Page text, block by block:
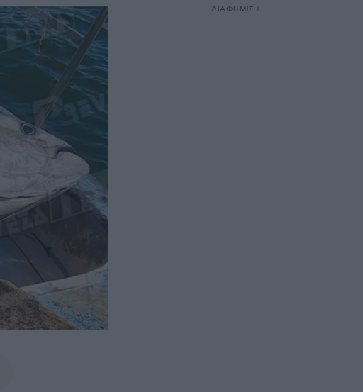
ΔΙΑΦΗΜΙΣΗ